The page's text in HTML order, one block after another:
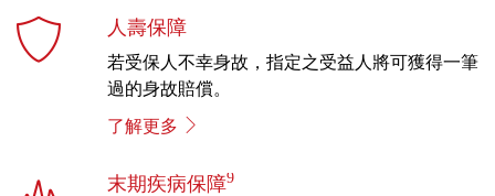
人壽保障
若受保人不幸身故，指定之受益人將可獲得一筆
過的身故賠償。
了解更多
末期疾病保障9